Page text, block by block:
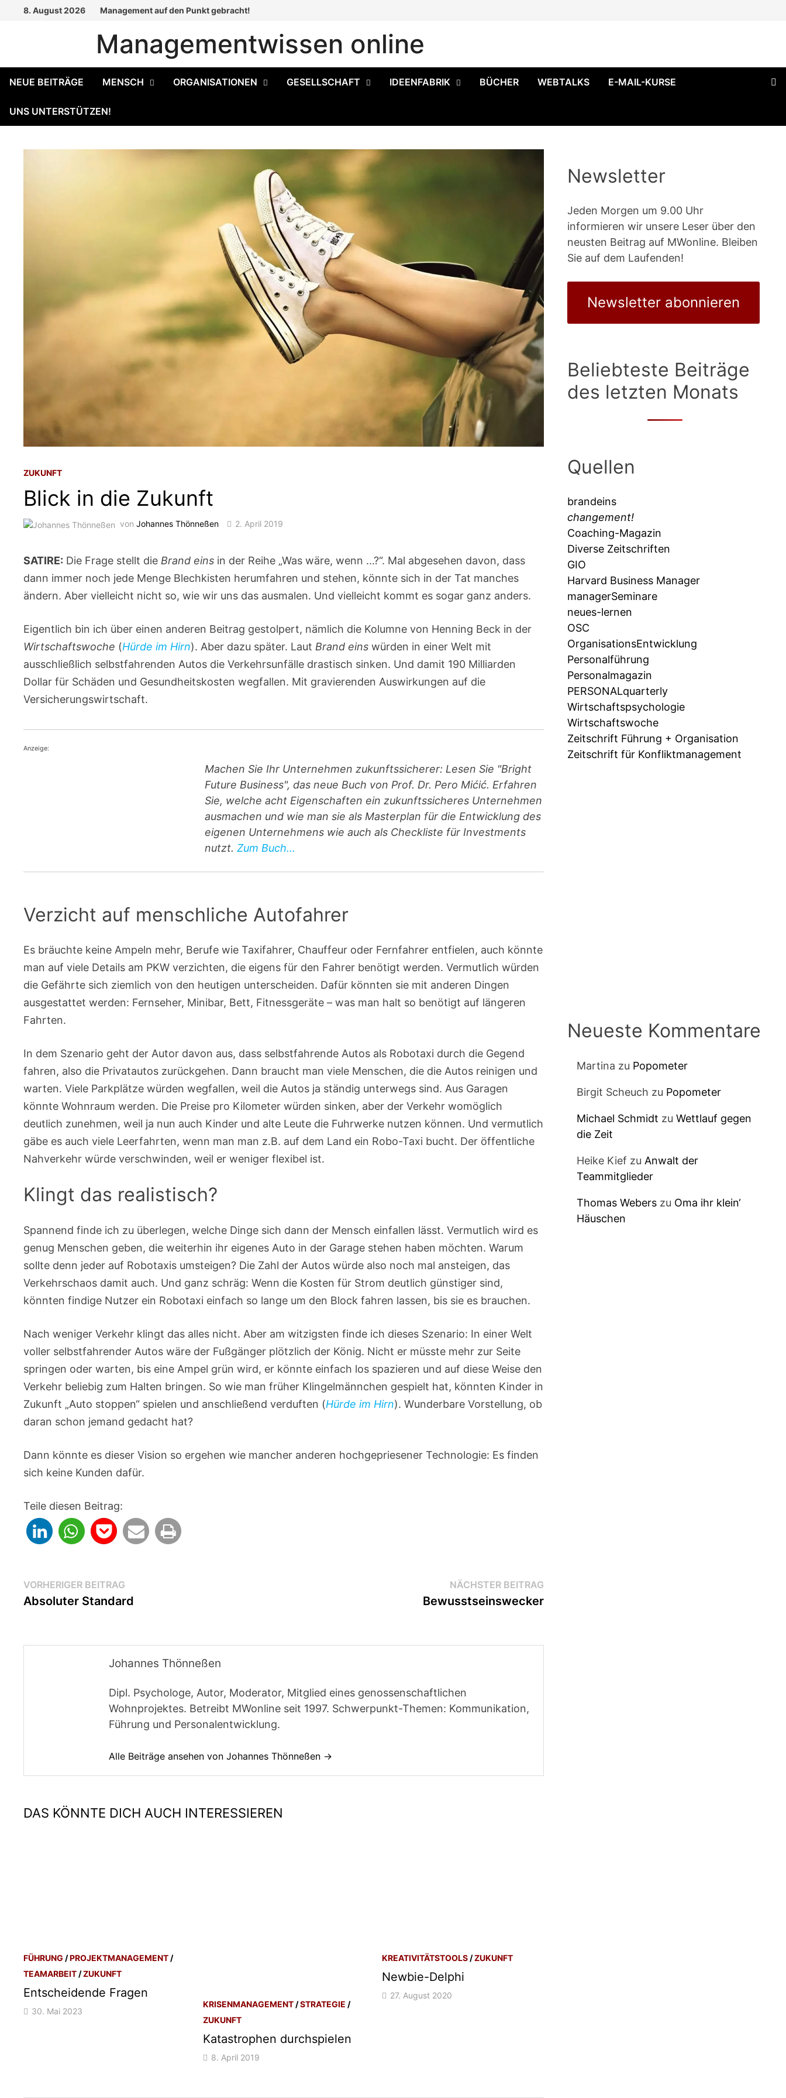
8. August 2026 Management auf den Punkt gebracht!
Managementwissen online
NEUE BEITRÄGE MENSCH ORGANISATIONEN GESELLSCHAFT IDEENFABRIK BÜCHER WEBTALKS E-MAIL-KURSE
UNS UNTERSTÜTZEN!
ZUKUNFT
Blick in die Zukunft
vonJohannes Thönneßen 2. April 2019
SATIRE: Die Frage stellt die Brand eins in der Reihe „Was wäre, wenn …?“. Mal abgesehen davon, dass
dann immer noch jede Menge Blechkisten herumfahren und stehen, könnte sich in der Tat manches
ändern. Aber vielleicht nicht so, wie wir uns das ausmalen. Und vielleicht kommt es sogar ganz anders.
Eigentlich bin ich über einen anderen Beitrag gestolpert, nämlich die Kolumne von Henning Beck in der
Wirtschaftswoche (Hürde im Hirn). Aber dazu später. Laut Brand eins würden in einer Welt mit
ausschließlich selbstfahrenden Autos die Verkehrsunfälle drastisch sinken. Und damit 190 Milliarden
Dollar für Schäden und Gesundheitskosten wegfallen. Mit gravierenden Auswirkungen auf die
Versicherungswirtschaft.
Anzeige:
Machen Sie Ihr Unternehmen zukunftssicherer: Lesen Sie "Bright
Future Business", das neue Buch von Prof. Dr. Pero Mićić. Erfahren
Sie, welche acht Eigenschaften ein zukunftssicheres Unternehmen
ausmachen und wie man sie als Masterplan für die Entwicklung des
eigenen Unternehmens wie auch als Checkliste für Investments
nutzt.Zum Buch...
Verzicht auf menschliche Autofahrer
Es bräuchte keine Ampeln mehr, Berufe wie Taxifahrer, Chauffeur oder Fernfahrer entfielen, auch könnte
man auf viele Details am PKW verzichten, die eigens für den Fahrer benötigt werden. Vermutlich würden
die Gefährte sich ziemlich von den heutigen unterscheiden. Dafür könnten sie mit anderen Dingen
ausgestattet werden: Fernseher, Minibar, Bett, Fitnessgeräte – was man halt so benötigt auf längeren
Fahrten.
In dem Szenario geht der Autor davon aus, dass selbstfahrende Autos als Robotaxi durch die Gegend
fahren, also die Privatautos zurückgehen. Dann braucht man viele Menschen, die die Autos reinigen und
warten. Viele Parkplätze würden wegfallen, weil die Autos ja ständig unterwegs sind. Aus Garagen
könnte Wohnraum werden. Die Preise pro Kilometer würden sinken, aber der Verkehr womöglich
deutlich zunehmen, weil ja nun auch Kinder und alte Leute die Fuhrwerke nutzen können. Und vermutlich
gäbe es auch viele Leerfahrten, wenn man man z.B. auf dem Land ein Robo-Taxi bucht. Der öffentliche
Nahverkehr würde verschwinden, weil er weniger flexibel ist.
Klingt das realistisch?
Spannend finde ich zu überlegen, welche Dinge sich dann der Mensch einfallen lässt. Vermutlich wird es
genug Menschen geben, die weiterhin ihr eigenes Auto in der Garage stehen haben möchten. Warum
sollte denn jeder auf Robotaxis umsteigen? Die Zahl der Autos würde also noch mal ansteigen, das
Verkehrschaos damit auch. Und ganz schräg: Wenn die Kosten für Strom deutlich günstiger sind,
könnten findige Nutzer ein Robotaxi einfach so lange um den Block fahren lassen, bis sie es brauchen.
Nach weniger Verkehr klingt das alles nicht. Aber am witzigsten finde ich dieses Szenario: In einer Welt
voller selbstfahrender Autos wäre der Fußgänger plötzlich der König. Nicht er müsste mehr zur Seite
springen oder warten, bis eine Ampel grün wird, er könnte einfach los spazieren und auf diese Weise den
Verkehr beliebig zum Halten bringen. So wie man früher Klingelmännchen gespielt hat, könnten Kinder in
Zukunft „Auto stoppen“ spielen und anschließend verduften (Hürde im Hirn). Wunderbare Vorstellung, ob
daran schon jemand gedacht hat?
Dann könnte es dieser Vision so ergehen wie mancher anderen hochgepriesener Technologie: Es finden
sich keine Kunden dafür.
Teile diesen Beitrag:
Beitragsnavigation
VORHERIGER BEITRAG
Beitrag:
Absoluter Standard
NÄCHSTER BEITRAGNächster
Beitrag:
Bewusstseinswecker
Johannes Thönneßen
Dipl. Psychologe, Autor, Moderator, Mitglied eines genossenschaftlichen
Wohnprojektes. Betreibt MWonline seit 1997. Schwerpunkt-Themen: Kommunikation,
Führung und Personalentwicklung.
Alle Beiträge ansehen von Johannes Thönneßen →
DAS KÖNNTE DICH AUCH INTERESSIEREN
FÜHRUNG /PROJEKTMANAGEMENT /
TEAMARBEIT /ZUKUNFT
Entscheidende Fragen
30. Mai 2023
KRISENMANAGEMENT/STRATEGIE /
ZUKUNFT
Katastrophen durchspielen
8. April 2019
KREATIVITÄTSTOOLS /ZUKUNFT
Newbie-Delphi
27. August 2020
Newsletter
Jeden Morgen um 9.00 Uhr
informieren wir unsere Leser über den
neusten Beitrag auf MWonline. Bleiben
Sie auf dem Laufenden!
Newsletter abonnieren
Beliebteste Beiträge
des letzten Monats
Quellen
brandeins
changement!
Coaching-Magazin
Diverse Zeitschriften
GIO
Harvard Business Manager
managerSeminare
neues-lernen
OSC
OrganisationsEntwicklung
Personalführung
Personalmagazin
PERSONALquarterly
Wirtschaftspsychologie
Wirtschaftswoche
Zeitschrift Führung + Organisation
Zeitschrift für Konfliktmanagement
Neueste Kommentare
Martina zu Popometer
Birgit Scheuch zu Popometer
Michael Schmidt zu Wettlauf gegen
die Zeit
Heike Kief zu Anwalt der
Teammitglieder
Thomas Weberszu Oma ihr klein‘
Häuschen